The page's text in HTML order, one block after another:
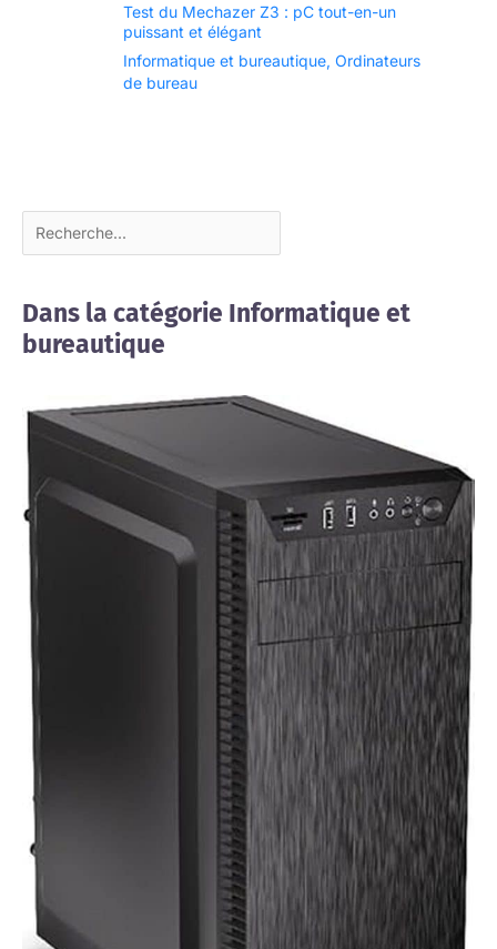
Test du Mechazer Z3 : pC tout-en-un
puissant et élégant
Informatique et bureautique, Ordinateurs
de bureau
Dans la catégorie Informatique et
bureautique